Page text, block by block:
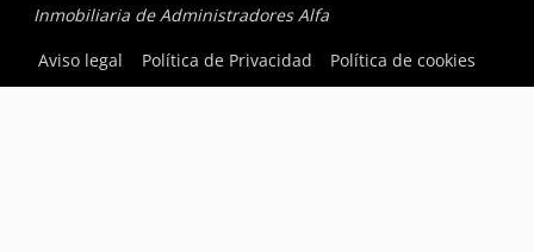
Inmobiliaria de Administradores Alfa
Aviso legal
Política de Privacidad Política de cookies